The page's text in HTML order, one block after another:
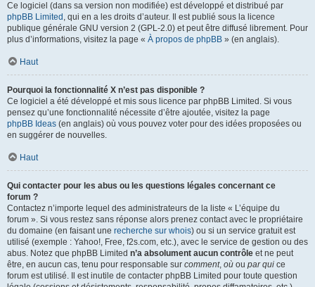
Ce logiciel (dans sa version non modifiée) est développé et distribué par
phpBB Limited , qui en a les droits d’auteur. Il est publié sous la licence
publique générale GNU version 2 (GPL-2.0) et peut être diffusé librement. Pour
plus d’informations, visitez la page « À propos de phpBB » (en anglais).
Haut
Pourquoi la fonctionnalité X n’est pas disponible ?
Ce logiciel a été développé et mis sous licence par phpBB Limited. Si vous
pensez qu’une fonctionnalité nécessite d’être ajoutée, visitez la page
phpBB Ideas (en anglais) où vous pouvez voter pour des idées proposées ou
en suggérer de nouvelles.
Haut
Qui contacter pour les abus ou les questions légales concernant ce
forum ?
Contactez n’importe lequel des administrateurs de la liste « L’équipe du
forum ». Si vous restez sans réponse alors prenez contact avec le propriétaire
du domaine (en faisant une recherche sur whois) ou si un service gratuit est
utilisé (exemple : Yahoo!, Free, f2s.com, etc.), avec le service de gestion ou des
abus. Notez que phpBB Limited n’a absolument aucun contrôle et ne peut
être, en aucun cas, tenu pour responsable sur comment, où ou par qui ce
forum est utilisé. Il est inutile de contacter phpBB Limited pour toute question